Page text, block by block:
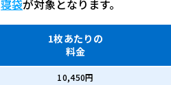
寝袋が対象となります。
1枚あたりの
料金
10,450円